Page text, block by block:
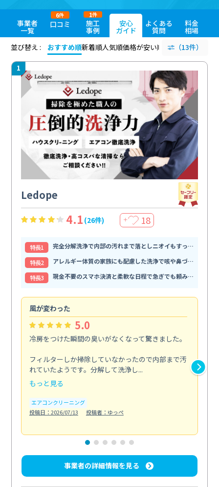
事業者
一覧
口コミ
6件
施工
事例
1件
安心
ガイド
よくある
質問
料金
相場
並び替え :
おすすめ順新着順人気順価格が安い順 評価が高い順
（13件）
1
Ledope
4.1 (26件) ＋ 18
特⻑1
完全分解洗浄で内部の汚れまで落としニオイもすっきり解消
特⻑2
アレルギー体質の家族にも配慮した洗浄で咳や鼻づまりが和らぐ
特⻑3
現金不要のスマホ決済と柔軟な日程で急ぎでも頼みやすい
風が変わった
5.0
冷房をつけた瞬間の臭いがなくなって驚きました。
フィルターしか掃除していなかったので内部まで汚
れていたようです。分解して洗浄し...
もっと見る
エアコンクリーニング
投稿日：2026/07/13
投稿者：ゆっぺ
事業者の詳細情報を見る